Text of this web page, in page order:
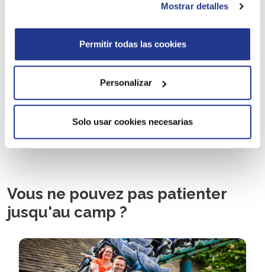
Mostrar detalles
Permitir todas las cookies
Personalizar
Solo usar cookies necesarias
Vous ne pouvez pas patienter
jusqu'au camp ?